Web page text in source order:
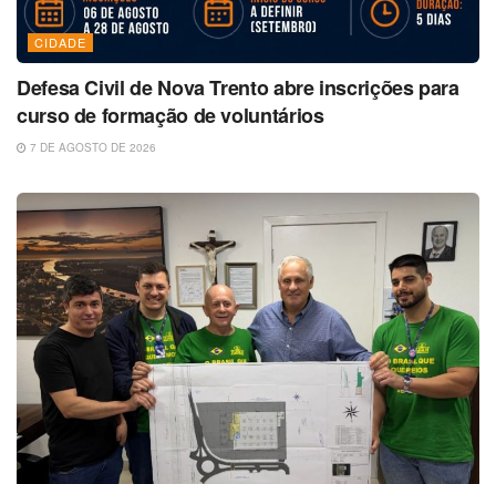
CIDADE
Defesa Civil de Nova Trento abre inscrições para
curso de formação de voluntários
7 DE AGOSTO DE 2026